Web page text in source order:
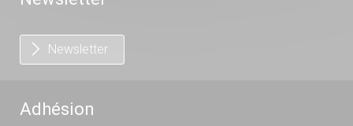
Newsletter
Adhésion